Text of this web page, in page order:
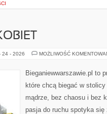
24 - 2026 MOŻLIWOŚĆ
Bieganiewwarszawie.pl to
które chcą biegać w
mądrze, bez chaosu i bez
pasja do ruchu spotyka się